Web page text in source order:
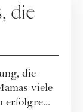
die
die
viele
erfolgre...